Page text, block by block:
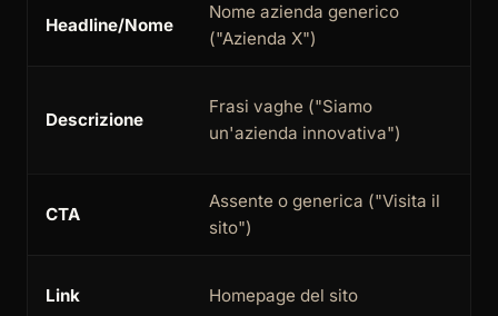
Headline/Nome
Nome azienda generico
("Azienda X")
Descrizione
Frasi vaghe ("Siamo
un'azienda innovativa")
CTA
Assente o generica ("Visita il
sito")
Link Homepage del sito